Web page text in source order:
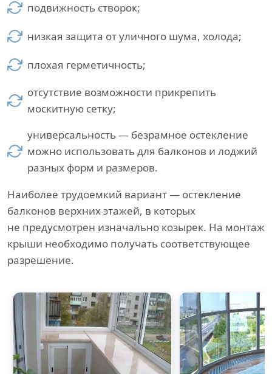
подвижность створок;
низкая защита от уличного шума, холода;
плохая герметичность;
отсутствие возможности прикрепить
москитную сетку;
универсальность — безрамное остекление
можно использовать для балконов и лоджий
разных форм и размеров.
Наиболее трудоемкий вариант — остекление
балконов верхних этажей, в которых
не предусмотрен изначально козырек. На монтаж
крыши необходимо получать соответствующее
разрешение.